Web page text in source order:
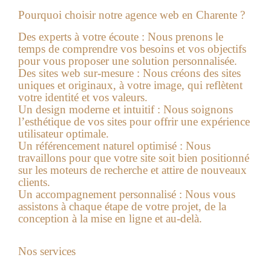
Pourquoi choisir notre agence web en Charente ?
Des experts à votre écoute : Nous prenons le
temps de comprendre vos besoins et vos objectifs
pour vous proposer une solution personnalisée.
Des sites web sur-mesure : Nous créons des sites
uniques et originaux, à votre image, qui reflètent
votre identité et vos valeurs.
Un design moderne et intuitif : Nous soignons
l’esthétique de vos sites pour offrir une expérience
utilisateur optimale.
Un référencement naturel optimisé : Nous
travaillons pour que votre site soit bien positionné
sur les moteurs de recherche et attire de nouveaux
clients.
Un accompagnement personnalisé : Nous vous
assistons à chaque étape de votre projet, de la
conception à la mise en ligne et au-delà.
Nos services